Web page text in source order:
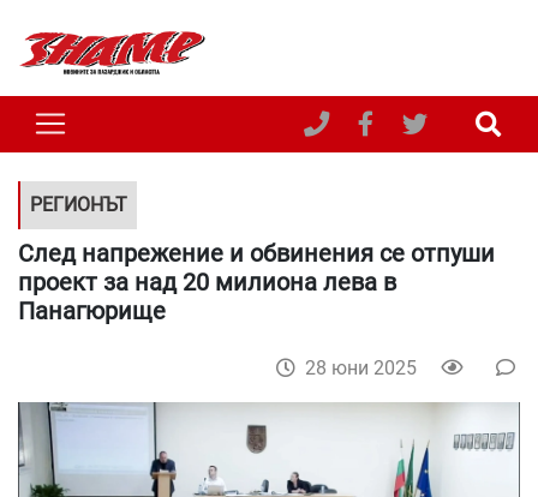
РЕГИОНЪТ
След напрежение и обвинения се отпуши
проект за над 20 милиона лева в
Панагюрище
28 юни 2025